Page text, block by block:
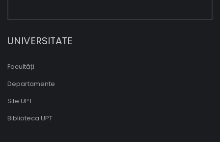
UNIVERSITATE
Facultăți
Departamente
Site UPT
Biblioteca UPT